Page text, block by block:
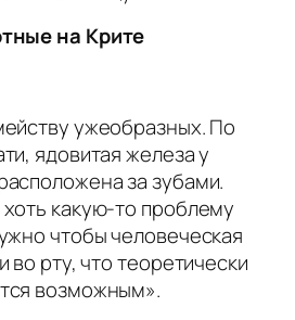
на Крите
ужеобразных. По
ядовитая железа у
за зубами.
какую-то проблему
чтобы человеческая
во рту, что теоретически
возможным».